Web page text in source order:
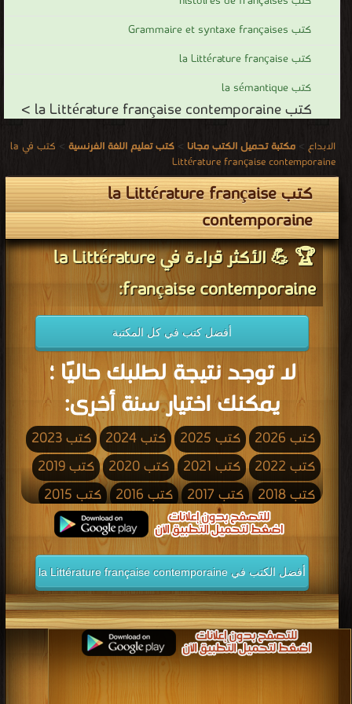
كتب Grammaire et syntaxe françaises
كتب la Littérature française
كتب la sémantique
كتب la Littérature française contemporaine >
الابداع > مكتبة تحميل الكتب مجانا > كتب تعليم اللغة الفرنسية >
كتب في la
Littérature française contemporaine
كتب la Littérature française
contemporaine
🏆 💪 الأكثر قراءة في la Littérature
française contemporaine:
أفضل كتب في كل المكتبة
لا توجد نتيجة لطلبك حاليًا ؛
يمكنك اختيار سنة أخرى:
كتب 2026 كتب 2025 كتب 2024
كتب 2023
كتب 2022
كتب 2021 كتب 2020
كتب 2019
كتب 2018
كتب 2017 كتب 2016
كتب 2015
كتب 2013 كتب 2012
كتب 2011
كتب 2010
كتب 2009 كتب 2008
كتب 2007
كتب 2006
كتب 2005 كتب 2004
كتب 2003
كتب 2002
كتب 2001 كتب 2000
كتب 1999
كتب 1998
كتب 1997 كتب 1996
كتب 1995
كتب 1994
كتب 1993 كتب 1992
كتب 1991
أفضل الكتب في la Littérature française contemporaine